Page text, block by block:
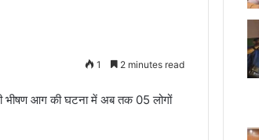
1 2 minutes read
भीषण आग की घटना में अब तक 05 लोगों